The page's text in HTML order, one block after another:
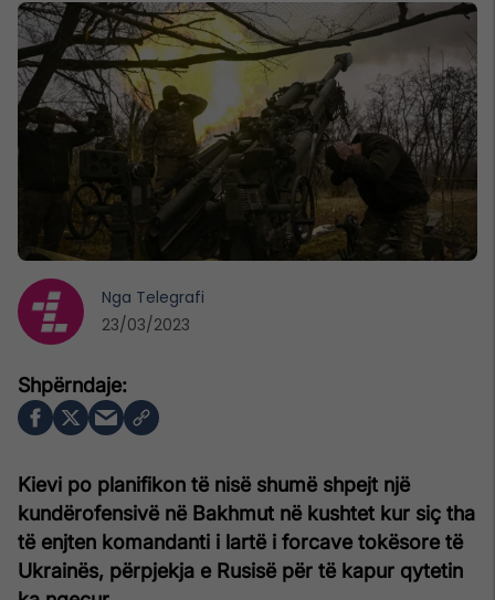
Kievi po planifikon të nisë shumë shpejt një
kundërofensivë në Bakhmut në kushtet kur siç tha
të enjten komandanti i lartë i forcave tokësore të
Ukrainës, përpjekja e Rusisë për të kapur qytetin
Nga Telegrafi
23/03/2023